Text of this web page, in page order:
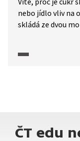
nebo jídlo vliv na
skládá ze dvou
zdraví.
ČT edu